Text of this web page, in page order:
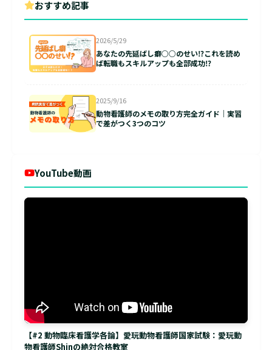
おすすめ記事
2026/5/29
あなたの先延ばし癖○○のせい⁉これを読め
ば転職もスキルアップも全部成功⁉
2025/9/16
動物看護師のメモの取り方完全ガイド｜実習
で差がつく3つのコツ
YouTube動画
【#2 動物臨床看護学各論】愛玩動物看護師国家試験：愛玩動
物看護師Shinの絶対合格教室